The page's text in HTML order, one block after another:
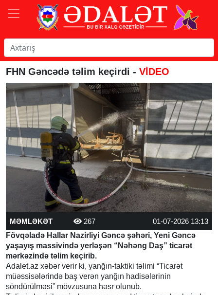
FHN Gəncədə təlim keçirdi - VİDEO
MƏMLƏKƏT 267
01-07-2026 13:13
Fövqəladə Hallar Nazirliyi Gəncə şəhəri, Yeni Gəncə
yaşayış massivində yerləşən “Nəhəng Daş” ticarət
mərkəzində təlim keçirib.
Adalet.az xəbər verir ki, yanğın-taktiki təlimi “Ticarət
müəssisələrində baş verən yanğın hadisələrinin
söndürülməsi” mövzusuna həsr olunub.